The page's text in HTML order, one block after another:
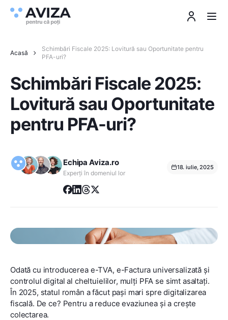
Acasă
Schimbări Fiscale 2025: Lovitură sau Oportunitate pentru
PFA-uri?
Schimbări Fiscale 2025:
Lovitură sau Oportunitate
pentru PFA-uri?
Echipa Aviza.ro
Experți în domeniul lor
18. iulie, 2025
Odată cu introducerea e-TVA, e-Factura universalizată și
controlul digital al cheltuielilor, mulți PFA se simt asaltați.
În 2025, statul român a făcut pași mari spre digitalizarea
fiscală. De ce? Pentru a reduce evaziunea și a crește
colectarea.